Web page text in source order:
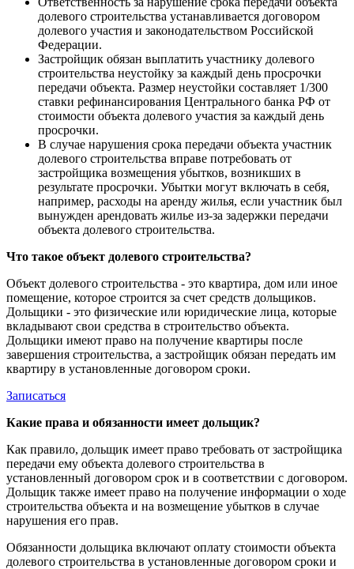
долевого строительства устанавливается договором
долевого участия и законодательством Российской
Федерации.
Застройщик обязан выплатить участнику долевого
строительства неустойку за каждый день просрочки
передачи объекта. Размер неустойки составляет 1/300
ставки рефинансирования Центрального банка РФ от
стоимости объекта долевого участия за каждый день
просрочки.
В случае нарушения срока передачи объекта участник
долевого строительства вправе потребовать от
застройщика возмещения убытков, возникших в
результате просрочки. Убытки могут включать в себя,
например, расходы на аренду жилья, если участник был
вынужден арендовать жилье из-за задержки передачи
объекта долевого строительства.
Что такое объект долевого строительства?
Объект долевого строительства - это квартира, дом или иное
помещение, которое строится за счет средств дольщиков.
Дольщики - это физические или юридические лица, которые
вкладывают свои средства в строительство объекта.
Дольщики имеют право на получение квартиры после
завершения строительства, а застройщик обязан передать им
квартиру в установленные договором сроки.
Записаться
Какие права и обязанности имеет дольщик?
Как правило, дольщик имеет право требовать от застройщика
передачи ему объекта долевого строительства в
установленный договором срок и в соответствии с договором.
Дольщик также имеет право на получение информации о ходе
строительства объекта и на возмещение убытков в случае
нарушения его прав.
Обязанности дольщика включают оплату стоимости объекта
долевого строительства в установленные договором сроки и